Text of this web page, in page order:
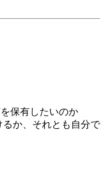
保有したいのか
か、それとも自分で